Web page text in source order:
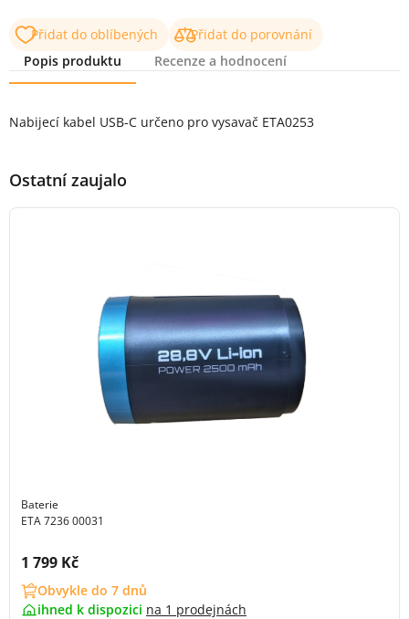
Přidat do oblíbených
Přidat do porovnání
Popis produktu
Recenze a hodnocení
Nabijecí kabel USB-C určeno pro vysavač ETA0253
Ostatní zaujalo
Baterie
ETA 7236 00031
Cena s DPH:
1 799 Kč
Obvykle do 7 dnů
ihned k dispozici na 1 prodejnách